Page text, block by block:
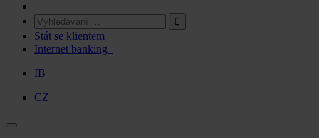
Stát se klientem
Internet banking
IB
CZ